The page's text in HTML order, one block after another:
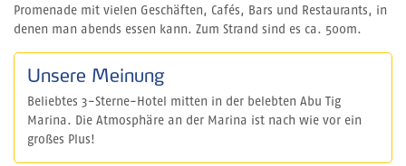
Promenade mit vielen Geschäften, Cafés, Bars und Restaurants, in
denen man abends essen kann. Zum Strand sind es ca. 500m.
Unsere Meinung
Beliebtes 3-Sterne-Hotel mitten in der belebten Abu Tig
Marina. Die Atmosphäre an der Marina ist nach wie vor ein
großes Plus!